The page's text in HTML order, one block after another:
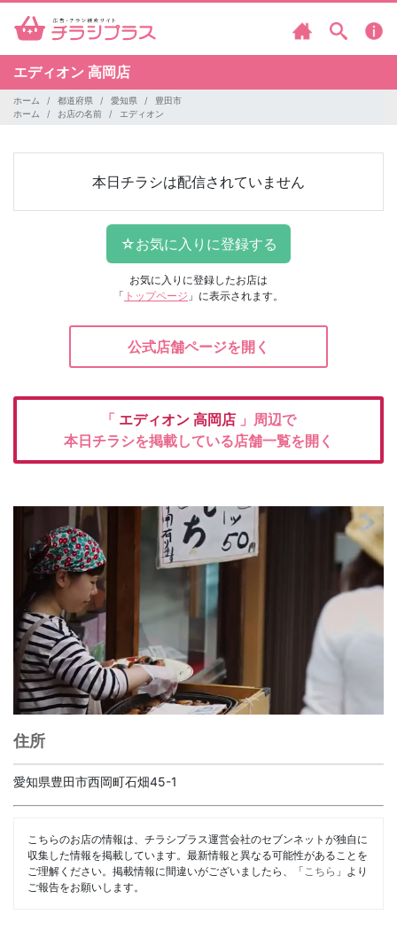
エディオン 高岡店
ホーム 都道府県 愛知県
豊田市
ホーム
お店の名前 エディオン
本日チラシは配信されていません
お気に入りに登録したお店は
「 トップページ 」に表示されます。
公式店舗ページを開く
「 エディオン 高岡店 」周辺で
本日チラシを掲載している店舗一覧を開く
住所
愛知県豊田市西岡町石畑45-1
こちらのお店の情報は、チラシプラス運営会社のセブンネットが独自に
収集した情報を掲載しています。最新情報と異なる可能性があることを
ご理解ください。掲載情報に間違いがございましたら、「 こちら 」より
ご報告をお願いします。